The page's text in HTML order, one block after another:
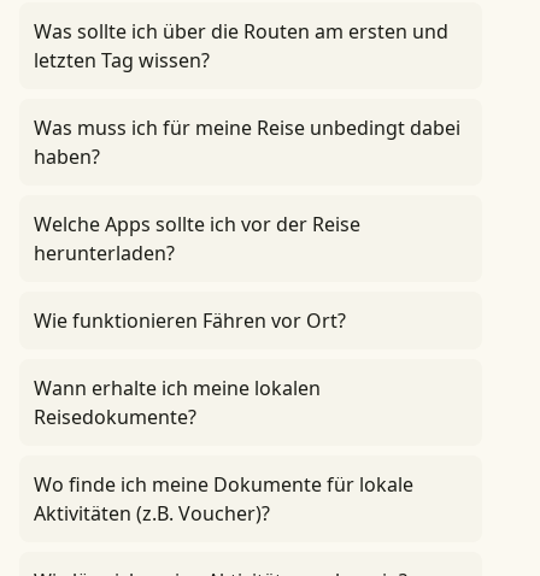
Was sollte ich über die Routen am ersten und
letzten Tag wissen?
Was muss ich für meine Reise unbedingt dabei
haben?
Welche Apps sollte ich vor der Reise
herunterladen?
Wie funktionieren Fähren vor Ort?
Wann erhalte ich meine lokalen
Reisedokumente?
Wo finde ich meine Dokumente für lokale
Aktivitäten (z.B. Voucher)?